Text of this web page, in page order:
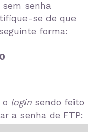
sem senha
se de que
forma:
login sendo feito
a senha de FTP: